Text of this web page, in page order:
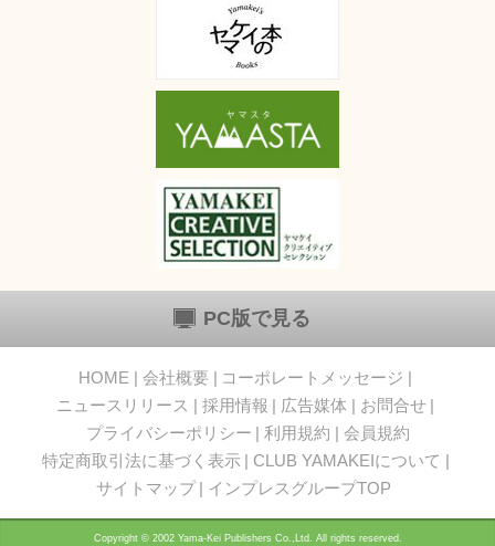
PC版で見る
HOME 会社概要
コーポレートメッセージ
ニュースリリース
採用情報 広告媒体
お問合せ
プライバシーポリシー
利用規約
会員規約
特定商取引法に基づく表示
CLUB YAMAKEIについて
サイトマップ
インプレスグループTOP
Copyright © 2002 Yama-Kei Publishers Co.,Ltd. All rights reserved.